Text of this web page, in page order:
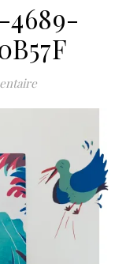
4689-